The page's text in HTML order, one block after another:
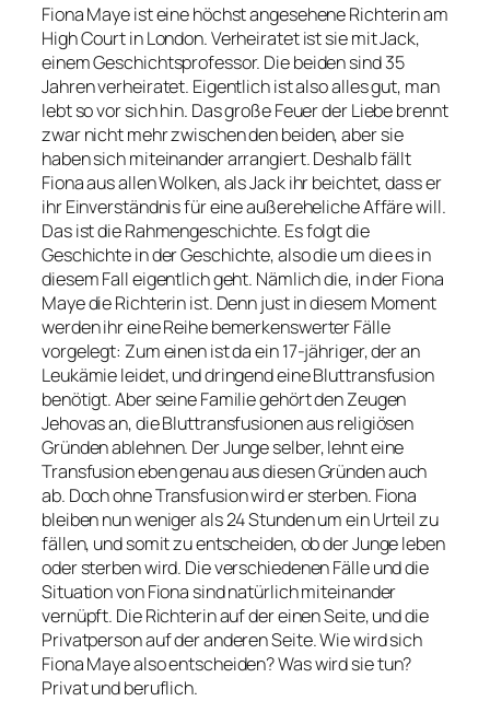
Fiona Maye ist eine höchst angesehene Richterin am
High Court in London. Verheiratet ist sie mit Jack,
einem Geschichtsprofessor. Die beiden sind 35
Jahren verheiratet. Eigentlich ist also alles gut, man
lebt so vor sich hin. Das große Feuer der Liebe brennt
zwar nicht mehr zwischen den beiden, aber sie
haben sich miteinander arrangiert. Deshalb fällt
Fiona aus allen Wolken, als Jack ihr beichtet, dass er
ihr Einverständnis für eine außereheliche Affäre will.
Das ist die Rahmengeschichte. Es folgt die
Geschichte in der Geschichte, also die um die es in
diesem Fall eigentlich geht. Nämlich die, in der Fiona
Maye die Richterin ist. Denn just in diesem Moment
werden ihr eine Reihe bemerkenswerter Fälle
vorgelegt: Zum einen ist da ein 17-jähriger, der an
Leukämie leidet, und dringend eine Bluttransfusion
benötigt. Aber seine Familie gehört den Zeugen
Jehovas an, die Bluttransfusionen aus religiösen
Gründen ablehnen. Der Junge selber, lehnt eine
Transfusion eben genau aus diesen Gründen auch
ab. Doch ohne Transfusion wird er sterben. Fiona
bleiben nun weniger als 24 Stunden um ein Urteil zu
fällen, und somit zu entscheiden, ob der Junge leben
oder sterben wird. Die verschiedenen Fälle und die
Situation von Fiona sind natürlich miteinander
vernüpft. Die Richterin auf der einen Seite, und die
Privatperson auf der anderen Seite. Wie wird sich
Fiona Maye also entscheiden? Was wird sie tun?
Privat und beruflich.